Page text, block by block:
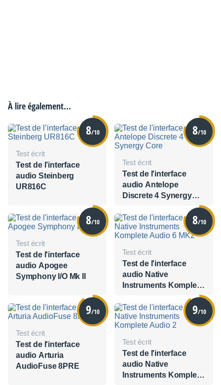
À lire également...
8/10
Test écrit
Test de l’interface
audio Steinberg
UR816C
8/10
Test écrit
Test de l'interface
audio Antelope
Discrete 4 Synergy
8/10
Test écrit
Test de l'interface
audio Apogee
Symphony I/O Mk II
8/10
Test écrit
Test de l'interface
audio Native
Instruments Komplete
9/10
Test écrit
Test de l'interface
audio Arturia
AudioFuse 8PRE
9/10
Test écrit
Test de l'interface
audio Native
Instruments Komplete